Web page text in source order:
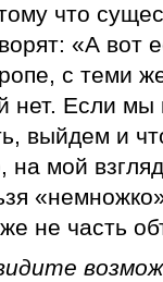
что
«А
с теми
нет. Если
выйдем и
на мой
не часть